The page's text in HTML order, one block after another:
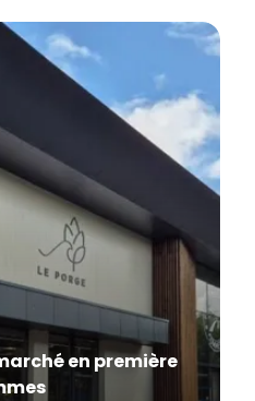
en première